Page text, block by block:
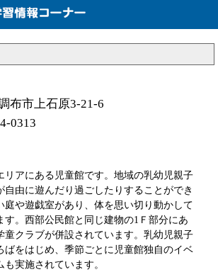
布市上石原3-21-6
0313
リアにある児童館です。地域の乳幼児親子
自由に遊んだり過ごしたりすることができ
庭や遊戯室があり、体を思い切り動かして
す。西部公民館と同じ建物の1Ｆ部分にあ
童クラブが併設されています。乳幼児親子
ばをはじめ、季節ごとに児童館独自のイベ
実施されています。